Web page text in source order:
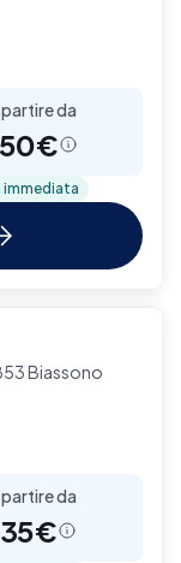
partire da
Biassono
partire da